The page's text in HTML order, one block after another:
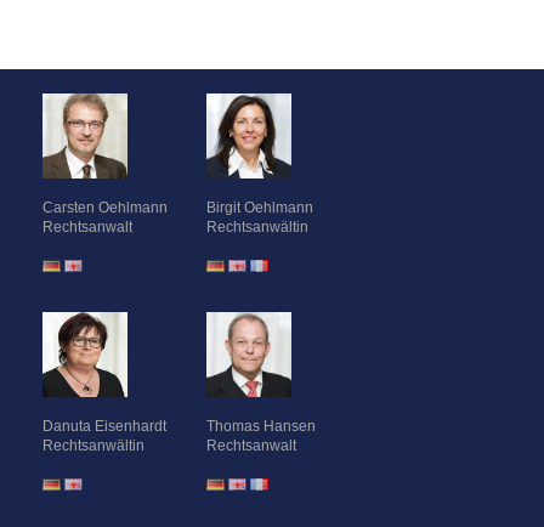
Carsten Oehlmann
Rechtsanwalt
Birgit Oehlmann
Rechtsanwältin
Danuta Eisenhardt
Rechtsanwältin
Thomas Hansen
Rechtsanwalt